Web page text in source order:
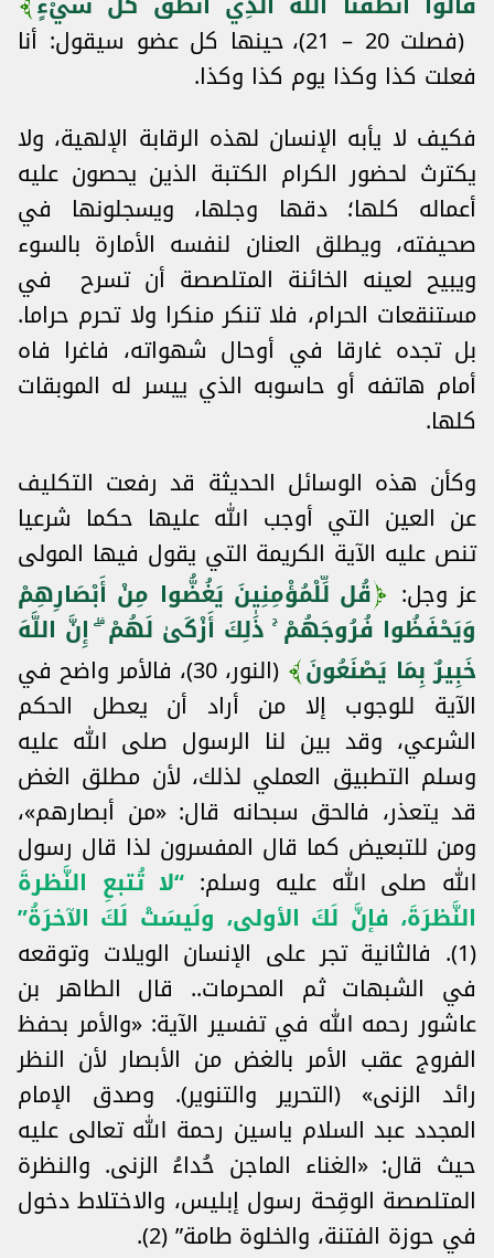
(فصلت 20 – 21)، حينها كل عضو سيقول: أنا
فعلت كذا وكذا يوم كذا وكذا.
فكيف لا يأبه الإنسان لهذه الرقابة الإلهية، ولا
يكترث لحضور الكرام الكتبة الذين يحصون عليه
أعماله كلها؛ دقها وجلها، ويسجلونها في
صحيفته، ويطلق العنان لنفسه الأمارة بالسوء
ويبيح لعينه الخائنة المتلصصة أن تسرح في
مستنقعات الحرام، فلا تنكر منكرا ولا تحرم حراما.
بل تجده غارقا في أوحال شهواته، فاغرا فاه
أمام هاتفه أو حاسوبه الذي ييسر له الموبقات
كلها.
وكأن هذه الوسائل الحديثة قد رفعت التكليف
عن العين التي أوجب الله عليها حكما شرعيا
تنص عليه الآية الكريمة التي يقول فيها المولى
عز وجل:
قُل لِّلْمُؤْمِنِينَ يَغُضُّوا مِنْ أَبْصَارِهِمْ
وَيَحْفَظُوا فُرُوجَهُمْ ۚ ذَٰلِكَ أَزْكَىٰ لَهُمْ ۗ إِنَّ اللَّهَ
خَبِيرٌ بِمَا يَصْنَعُونَ
(النور، 30)، فالأمر واضح في
الآية للوجوب إلا من أراد أن يعطل الحكم
الشرعي، وقد بين لنا الرسول صلى الله عليه
وسلم التطبيق العملي لذلك، لأن مطلق الغض
قد يتعذر، فالحق سبحانه قال: «من أبصارهم»،
ومن للتبعيض كما قال المفسرون لذا قال رسول
الله صلى الله عليه وسلم: “لا تُتبعِ النَّظرةَ
النَّظرَةَ، فإنَّ لَكَ الأولى، ولَيسَتْ لَكَ الآخرَةُ”
(1). فالثانية تجر على الإنسان الويلات وتوقعه
في الشبهات ثم المحرمات.. قال الطاهر بن
عاشور رحمه الله في تفسير الآية: «والأمر بحفظ
الفروج عقب الأمر بالغض من الأبصار لأن النظر
رائد الزنى» (التحرير والتنوير). وصدق الإمام
المجدد عبد السلام ياسين رحمة الله تعالى عليه
حيث قال: «الغناء الماجن حُداءُ الزنى. والنظرة
المتلصصة الوقِحة رسول إبليس، والاختلاط دخول
في حوزة الفتنة، والخلوة طامة” (2).